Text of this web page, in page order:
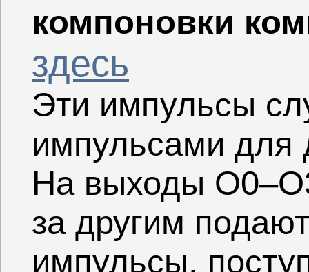
компоновки
здесь
Эти импульсы
импульсами для
На выходы
за другим
импульсы,